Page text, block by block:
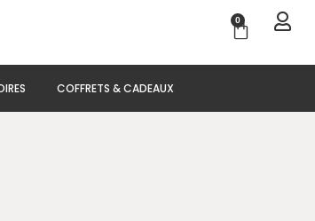
0
Panier
COFFRETS & CADEAUX